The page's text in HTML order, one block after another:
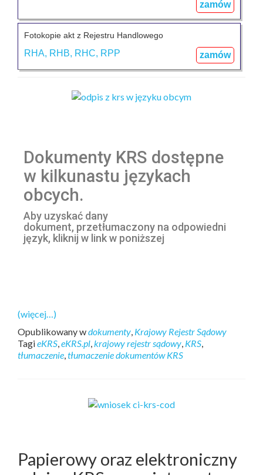
zamów
Fotokopie akt z Rejestru Handlowego
RHA, RHB, RHC, RPP zamów
Dokumenty KRS dostępne
w kilkunastu językach
obcych.
Aby uzyskać dany
dokument, przetłumaczony na odpowiedni
język, kliknij w link w poniższej
(więcej…)
Opublikowany wdokumenty, Krajowy Rejestr Sądowy
TagieKRS,eKRS.pl,krajowy rejestr sądowy, KRS,
tłumaczenie,tłumaczenie dokumentów KRS
Papierowy oraz elektroniczny